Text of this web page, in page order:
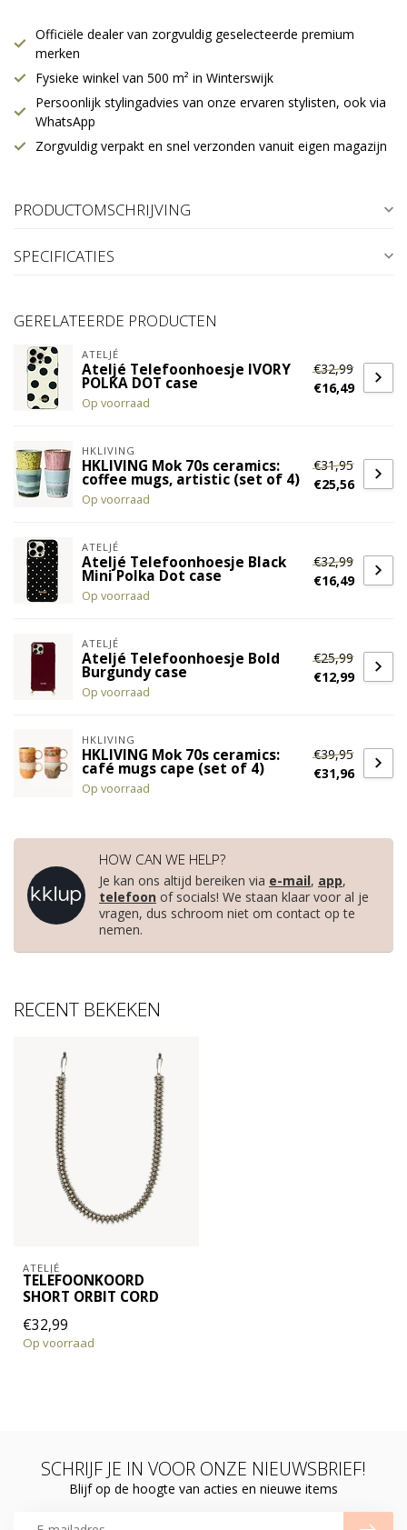
Officiële dealer van zorgvuldig geselecteerde premium
merken
Fysieke winkel van 500 m² in Winterswijk
Persoonlijk stylingadvies van onze ervaren stylisten, ook via
WhatsApp
Zorgvuldig verpakt en snel verzonden vanuit eigen magazijn
PRODUCTOMSCHRIJVING
SPECIFICATIES
GERELATEERDE PRODUCTEN
ATELJÉ
Ateljé Telefoonhoesje IVORY
POLKA DOT case
Op voorraad
€32,99
€16,49
HKLIVING
HKLIVING Mok 70s ceramics:
coffee mugs, artistic (set of 4)
Op voorraad
€31,95
€25,56
ATELJÉ
Ateljé Telefoonhoesje Black
Mini Polka Dot case
Op voorraad
€32,99
€16,49
ATELJÉ
Ateljé Telefoonhoesje Bold
Burgundy case
Op voorraad
€25,99
€12,99
HKLIVING
HKLIVING Mok 70s ceramics:
café mugs cape (set of 4)
Op voorraad
€39,95
€31,96
HOW CAN WE HELP?
Je kan ons altijd bereiken via e-mail, app,
telefoon of socials! We staan klaar voor al je
vragen, dus schroom niet om contact op te
nemen.
RECENT BEKEKEN
ATELJÉ
TELEFOONKOORD
SHORT ORBIT CORD
€32,99
Op voorraad
SCHRIJF JE IN VOOR ONZE NIEUWSBRIEF!
Blijf op de hoogte van acties en nieuwe items